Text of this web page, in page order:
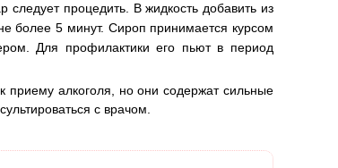
следует процедить. В жидкость добавить из
более 5 минут. Сироп принимается курсом
Для профилактики его пьют в период
приему алкоголя, но они содержат сильные
с врачом.